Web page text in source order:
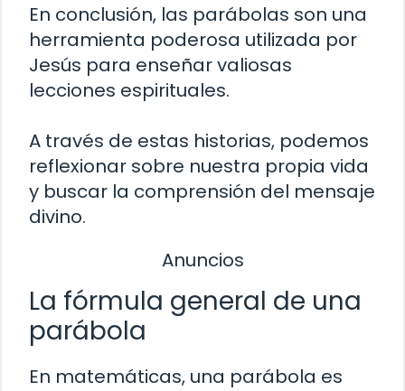
En conclusión, las parábolas son una
herramienta poderosa utilizada por
Jesús para enseñar valiosas
lecciones espirituales.
A través de estas historias, podemos
reflexionar sobre nuestra propia vida
y buscar la comprensión del mensaje
divino.
Anuncios
La fórmula general de una
parábola
En matemáticas, una parábola es